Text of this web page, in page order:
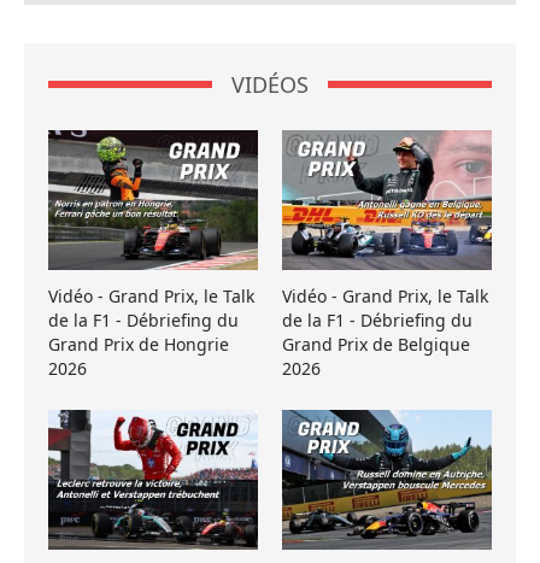
VIDÉOS
Vidéo - Grand Prix, le Talk
de la F1 - Débriefing du
Grand Prix de Hongrie
2026
Vidéo - Grand Prix, le Talk
de la F1 - Débriefing du
Grand Prix de Belgique
2026